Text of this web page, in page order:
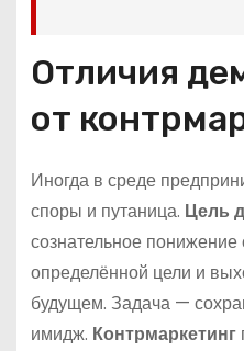
Отличия
от
Иногда в среде
споры и путаница. Цель
сознательное
определённой цели и
будущем. Задача —
имидж. Контрмаркетинг